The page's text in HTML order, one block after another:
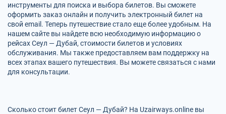
инструменты для поиска и выбора билетов. Вы сможете
оформить заказ онлайн и получить электронный билет на
свой email. Теперь путешествие стало еще более удобным. На
нашем сайте вы найдете всю необходимую информацию о
рейсах Сеул — Дубай, стоимости билетов и условиях
обслуживания. Мы также предоставляем вам поддержку на
всех этапах вашего путешествия. Вы можете связаться с нами
для консультации.
Сколько стоит билет Сеул — Дубай? На Uzairways.online вы